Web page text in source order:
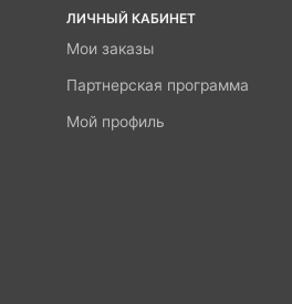
ЛИЧНЫЙ КАБИНЕТ
Мои заказы
Партнерская программа
Мой профиль